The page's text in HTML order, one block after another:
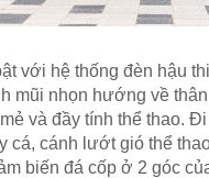
với hệ thống đèn hậu
mũi nhọn hướng về
và đầy tính thể thao.
cá, cánh lướt gió thể
biến đá cốp ở 2 góc